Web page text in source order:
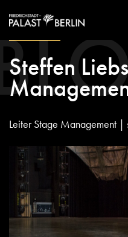
Steffen
Leiter Stage Management |